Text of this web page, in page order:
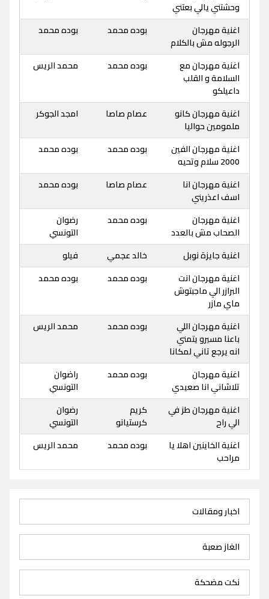
وحشتني يالي بعتني
اغنية مهرجان
الرجوله مش بالكلام
بوده محمد بوده محمد
اغنية مهرجان مع
السلامة و القلب
داعيلكو
بوده محمد محمد الريس
اغنية مهرجان كانو
ملمومين حواليا
عصام صاصا امجد الجوكر
اغنية مهرجان الفين
2000 سلام وتحيه
بوده محمد بوده محمد
اغنية مهرجان انا
اسف اعذريني
عصام صاصا بوده محمد
اغنية مهرجان
الصحاب مش بالعدد
بوده محمد
رضوان
التونسي
اغنية جايزة نوبل
خالد عجمي
فيلو
اغنية مهرجان انت
البرازر الي ماجبتوش
ماي مازر
بوده محمد بوده محمد
اغنية مهرجان اللي
باعنا مسيرو يتمني
انه يرجع تاني لمكانا
بوده محمد محمد الريس
اغنية مهرجان
تلاشاني انا صعيدي
بوده محمد
راضوان
التونسي
اغنية مهرجان طز في
الي راح
كريم
كرستيانو
رضوان
التونسي
اغنية الخاينين اهلا يا
مراحب
بوده محمد محمد الريس
اخبار ومقالات
الغاز صعبة
نكت مضحكة